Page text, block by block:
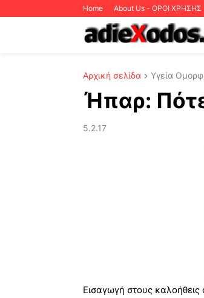
Home About Us - ΟΡΟΙ ΧΡΗΣΗΣ
Αρχική σελίδα Υγεία
Ήπαρ:
5.2.17
Εισαγωγή στους